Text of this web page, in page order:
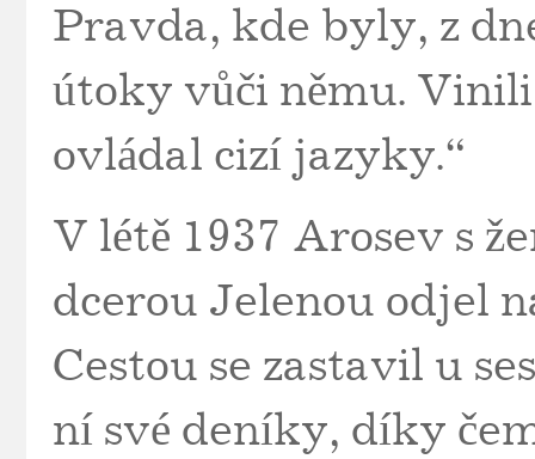
Pravda, kde byly, z
útoky vůči němu.
ovládal cizí jazyky.“
V létě 1937 Arosev s
dcerou Jelenou odjel
Cestou se zastavil u
ní své deníky, díky